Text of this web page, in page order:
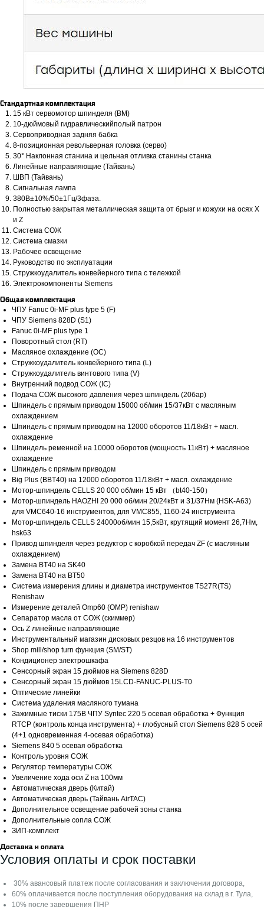
Стандартная комплектация
15 кВт сервомотор шпинделя (BM)
10-дюймовый гидравлическийполый патрон
Сервоприводная задняя бабка
8-позиционная револьверная головка (серво)
30° Наклонная станина и цельная отливка станины станка
Линейные направляющие (Тайвань)
ШВП (Тайвань)
Сигнальная лампа
380В±10%/50±1Гц/3фаза.
Полностью закрытая металлическая защита от брызг и кожухи на осях X
и Z
Система СОЖ
Система смазки
Рабочее освещение
Руководство по эксплуатации
Стружкоудалитель конвейерного типа с тележкой
Электрокомпоненты Siemens
Общая комплектация
ЧПУ Fanuc 0i-MF plus type 5 (F)
ЧПУ Siemens 828D (S1)
Fanuc 0i-MF plus type 1
Поворотный стол (RT)
Масляное охлаждение (OC)
Стружкоудалитель конвейерного типа (L)
Стружкоудалитель винтового типа (V)
Внутренний подвод СОЖ (IC)
Подача СОЖ высокого давления через шпиндель (20бар)
Шпиндель с прямым приводом 15000 об/мин 15/37кВт с масляным
охлаждением
Шпиндель с прямым приводом на 12000 оборотов 11/18кВт + масл.
охлаждение
Шпиндель ременной на 10000 оборотов (мощность 11кВт) + масляное
охлаждение
Шпиндель с прямым приводом
Big Plus (BBT40) на 12000 оборотов 11/18кВт + масл. охлаждение
Мотор-шпиндель CELLS 20 000 об/мин 15 кВт （bt40-150）
Мотор-шпиндель HAOZHI 20 000 об/мин 20/24кВт и 31/37Нм (HSK-A63)
для VMC640-16 инструментов, для VMC855, 1160-24 инструмента
Мотор-шпиндель CELLS 24000об/мин 15,5кВт, крутящий момент 26,7Нм,
hsk63
Привод шпинделя через редуктор с коробкой передач ZF (с масляным
охлаждением)
Замена BT40 на SK40
Замена BT40 на BT50
Система измерения длины и диаметра инструментов TS27R(TS)
Renishaw
Измерение деталей Omp60 (OMP) renishaw
Сепаратор масла от СОЖ (скиммер)
Ось Z линейные направляющие
Инструментальный магазин дисковых резцов на 16 инструментов
Shop mill/shop turn функция (SM/ST)
Кондиционер электрошкафа
Сенсорный экран 15 дюймов на Siemens 828D
Сенсорный экран 15 дюймов 15LCD-FANUC-PLUS-T0
Оптические линейки
Система удаления масляного тумана
Зажимные тиски 175B ЧПУ Syntec 220 5 осевая обработка + Функция
RTCP (контроль конца инструмента) + глобусный стол Siemens 828 5 осей
(4+1 одновременная 4-осевая обработка)
Siemens 840 5 осевая обработка
Контроль уровня СОЖ
Регулятор температуры СОЖ
Увеличение хода оси Z на 100мм
Автоматическая дверь (Китай)
Автоматическая дверь (Тайвань AirTAC)
Дополнительное освещение рабочей зоны станка
Дополнительные сопла СОЖ
ЗИП-комплект
Доставка и оплата
Условия оплаты и срок поставки
30% авансовый платеж после согласования и заключении договора,
60% оплачивается после поступления оборудования на склад в г. Тула,
10% после завершения ПНР
Программа лизинга
Отсутствие необходимости
залога
Для экономии средств компания разработала
программу лизинга.
После внесения первого взноса выбранное
оборудование поставляется в короткие сроки
Это решение
небольшого
не может позволить
на покупку и
оформлении
ОСТАВИТЬ ЗАЯВКУ НА ЛИЗИНГ
Фрезерные и токарные станки по металлу из Китая
Станки
О компании
Фрезерные станки
Токарно-фрезерные станки